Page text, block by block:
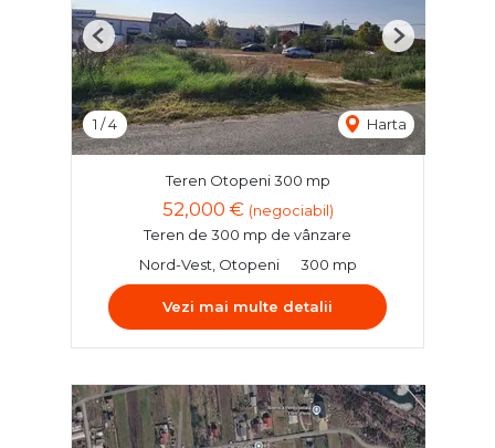
1 /4 Harta
Previous Next
Teren Otopeni 300 mp
52,000 € (negociabil)
Teren de 300 mp de vânzare
Nord-Vest, Otopeni
300 mp
Vezi mai multe detalii